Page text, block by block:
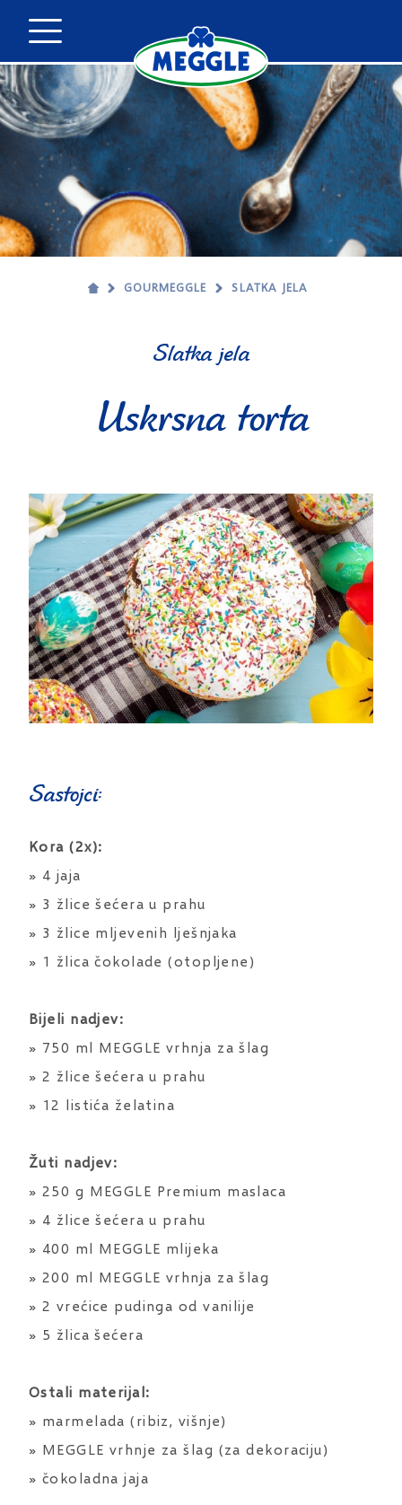
GOURMEGGLE SLATKA JELA
Slatka jela
Uskrsna torta
Sastojci:
Kora (2x):
» 4 jaja
» 3 žlice šećera u prahu
» 3 žlice mljevenih lješnjaka
» 1 žlica čokolade (otopljene)
Bijeli nadjev:
» 750 ml MEGGLE vrhnja za šlag
» 2 žlice šećera u prahu
» 12 listića želatina
Žuti nadjev:
» 250 g MEGGLE Premium maslaca
» 4 žlice šećera u prahu
» 400 ml MEGGLE mlijeka
» 200 ml MEGGLE vrhnja za šlag
» 2 vrećice pudinga od vanilije
» 5 žlica šećera
Ostali materijal:
» marmelada (ribiz, višnje)
» MEGGLE vrhnje za šlag (za dekoraciju)
» čokoladna jaja